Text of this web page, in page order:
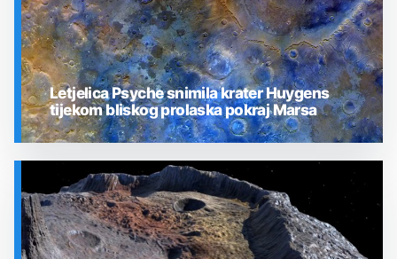
SVEMIR
Letjelica Psyche snimila krater Huygens
tijekom bliskog prolaska pokraj Marsa